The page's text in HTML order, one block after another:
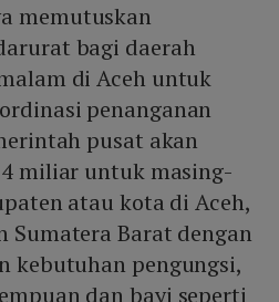
memutuskan
bagi daerah
di Aceh untuk
penanganan
pusat akan
miliar untuk masing-
atau kota di Aceh,
Sumatera Barat dengan
kebutuhan pengungsi,
dan bayi seperti